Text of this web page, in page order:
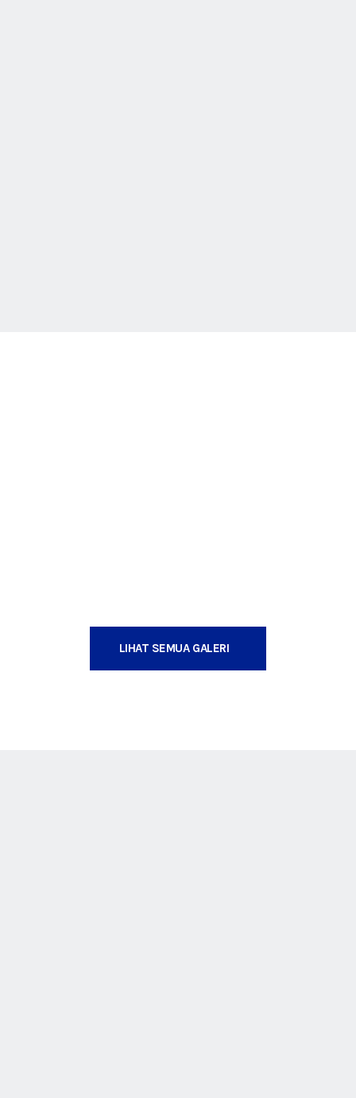
LIHAT SEMUA GALERI